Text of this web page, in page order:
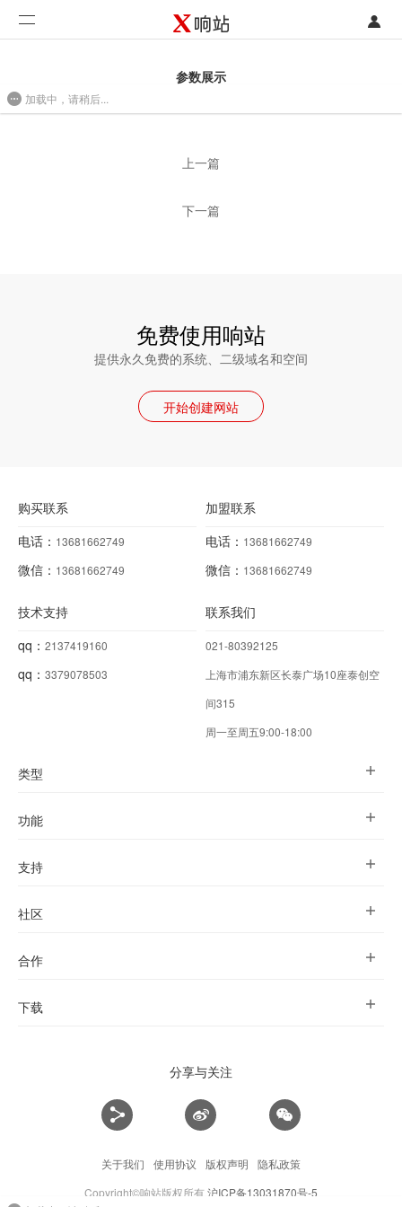
注册
开发类型
参数展示
上一篇
下一篇
免费使用响站
提供永久免费的系统、二级域名和空间
开始创建网站
购买联系
电话： 13681662749
微信： 13681662749
加盟联系
电话： 13681662749
微信： 13681662749
技术支持
qq： 2137419160
qq： 3379078503
联系我们
021-80392125
上海市浦东新区长泰广场10座泰创空
间315
周一至周五9:00-18:00
类型
功能
支持
社区
合作
下载
分享与关注
关于我们 使用协议 版权声明
隐私政策
Copyright©响站版权所有沪ICP备13031870号-5
加载中，请稍后...